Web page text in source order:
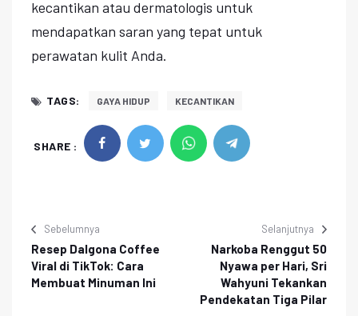
kecantikan atau dermatologis untuk
mendapatkan saran yang tepat untuk
perawatan kulit Anda.
TAGS: GAYA HIDUP KECANTIKAN
SHARE :
Sebelumnya
Resep Dalgona Coffee
Viral di TikTok: Cara
Membuat Minuman Ini
Selanjutnya
Narkoba Renggut 50
Nyawa per Hari, Sri
Wahyuni Tekankan
Pendekatan Tiga Pilar